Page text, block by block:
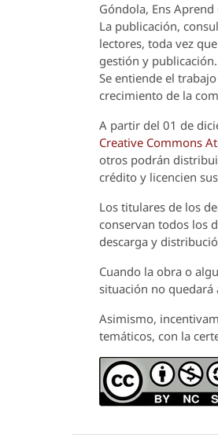
Góndola, Ens Aprend
La publicación,
lectores, toda vez
gestión y
Se entiende el
crecimiento de la
A partir del 01 de
Creative Commons
otros podrán
crédito y licencien
Los titulares de los
conservan todos los
descarga y
Cuando la obra o
situación no quedará
Asimismo,
temáticos, con la